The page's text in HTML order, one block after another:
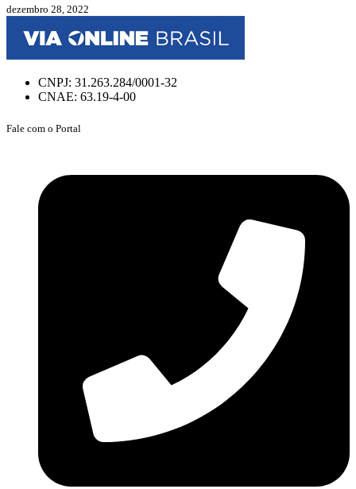
dezembro 28, 2022
CNPJ: 31.263.284/0001-32
CNAE: 63.19-4-00
Fale com o Portal